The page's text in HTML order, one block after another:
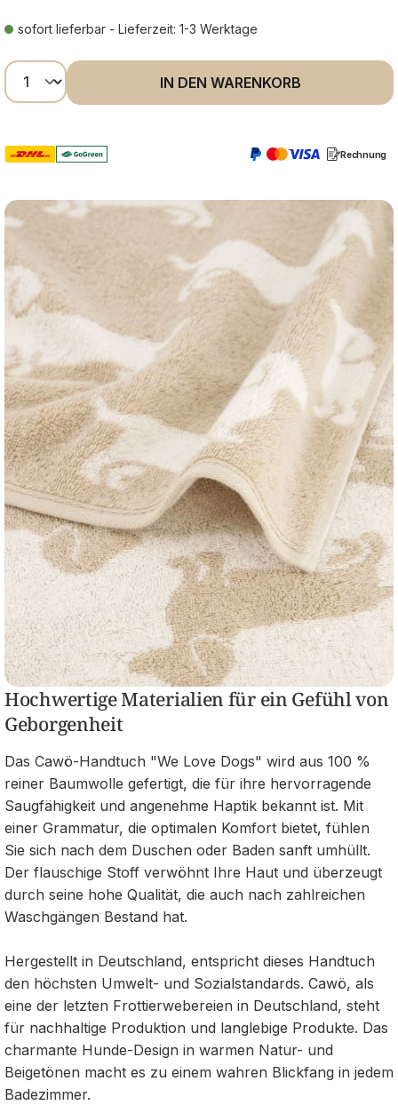
sofort lieferbar - Lieferzeit: 1-3 Werktage
Produkt Anzahl: Gib den gewünschten
IN DEN WARENKORB
Rechnung
Hochwertige Materialien für ein Gefühl von
Geborgenheit
Das Cawö-Handtuch "We Love Dogs" wird aus 100 %
reiner Baumwolle gefertigt, die für ihre hervorragende
Saugfähigkeit und angenehme Haptik bekannt ist. Mit
einer Grammatur, die optimalen Komfort bietet, fühlen
Sie sich nach dem Duschen oder Baden sanft umhüllt.
Der flauschige Stoff verwöhnt Ihre Haut und überzeugt
durch seine hohe Qualität, die auch nach zahlreichen
Waschgängen Bestand hat.
Hergestellt in Deutschland, entspricht dieses Handtuch
den höchsten Umwelt- und Sozialstandards. Cawö, als
eine der letzten Frottierwebereien in Deutschland, steht
für nachhaltige Produktion und langlebige Produkte. Das
charmante Hunde-Design in warmen Natur- und
Beigetönen macht es zu einem wahren Blickfang in jedem
Badezimmer.